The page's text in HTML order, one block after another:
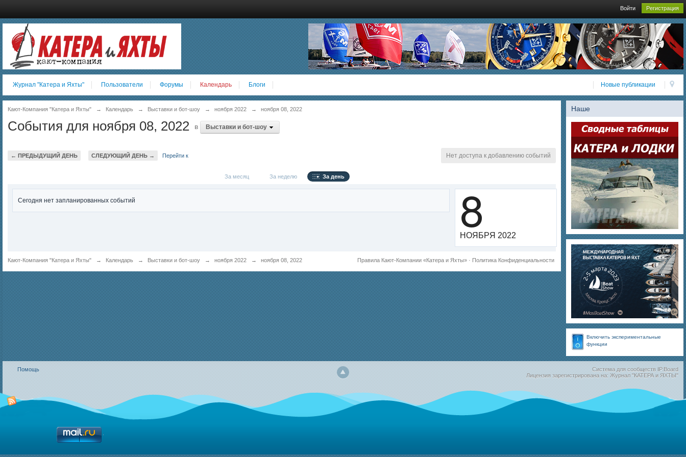
Войти Регистрация
Новые публикации
Журнал "Катера и Яхты" Пользователи Форумы Календарь Блоги
Наше
Включить экспериментальные
функции
Кают-Компания "Катера и Яхты" → Календарь → Выставки и бот-шоу → ноября 2022 → ноября 08, 2022
События для ноября 08, 2022 в Выставки и бот-шоу
← ПРЕДЫДУЩИЙ ДЕНЬ СЛЕДУЮЩИЙ ДЕНЬ → Перейти к Нет доступа к добавлению событий
За месяц За неделю За день
Сегодня нет запланированных событий 8
НОЯБРЯ 2022
Кают-Компания "Катера и Яхты" → Календарь → Выставки и бот-шоу → ноября 2022 → ноября 08, 2022 Политика Конфиденциальности
Правила Кают-Компании «Катера и Яхты» ·
Помощь Система для сообществ IP.Board
Лицензия зарегистрирована на: Журнал "КАТЕРА и ЯХТЫ"